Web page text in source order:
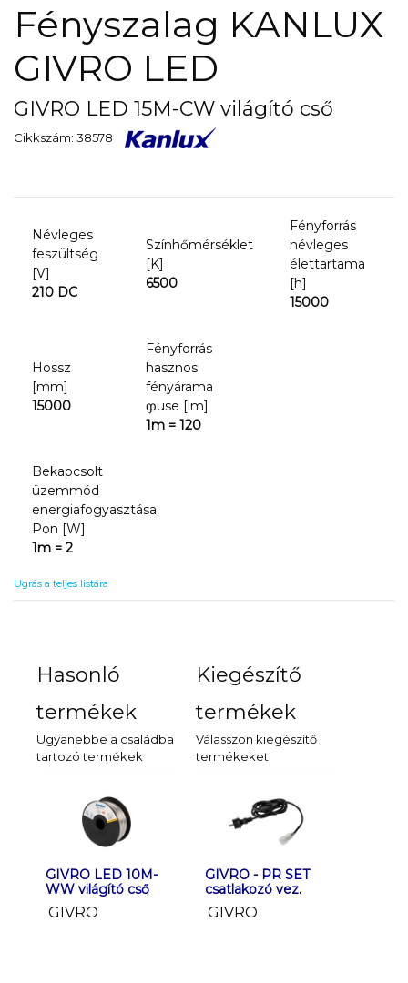
Fényszalag KANLUX
GIVRO LED
GIVRO LED 15M-CW világító cső
Cikkszám: 38578
Névleges
feszültség
[V]
210 DC
Színhőmérséklet
[K]
6500
Fényforrás
névleges
élettartama
[h]
15000
Hossz
[mm]
15000
Fényforrás
hasznos
fényárama
ჶuse [lm]
1m = 120
Bekapcsolt
üzemmód
energiafogyasztása
Pon [W]
1m = 2
Ugrás a teljes listára
Hasonló
termékek
Ugyanebbe a családba
tartozó termékek
GIVRO LED 10M-
WW világító cső
GIVRO
GIVRO LED 10M-
CW világító cső
GIVRO
Kiegészítő
termékek
Válasszon kiegészítő
termékeket
GIVRO - PR SET
csatlakozó vez.
GIVRO